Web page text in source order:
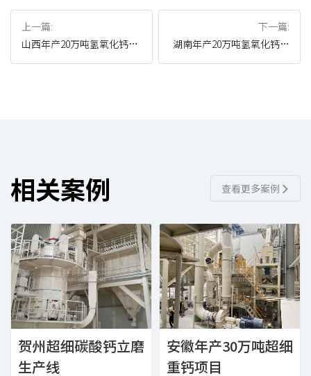
上一篇:
山西年产20万吨氢氧化钙脱
硫粉项目
下一篇:
湖南年产20万吨氢氧化钙生
产线
相关案例 查看更多案例
贺州超细碳酸钙立磨
生产线
安徽年产30万吨超细
重钙项目